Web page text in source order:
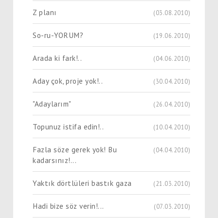
Z planı (03.08.2010)
So-ru-YORUM? (19.06.2010)
Arada ki fark!.. (04.06.2010)
Aday çok, proje yok!.. (30.04.2010)
"Adaylarım" (26.04.2010)
Topunuz istifa edin!.. (10.04.2010)
Fazla söze gerek yok! Bu
kadarsınız!...
(04.04.2010)
Yaktık dörtlüleri bastık gaza (21.03.2010)
Hadi bize söz verin!... (07.03.2010)